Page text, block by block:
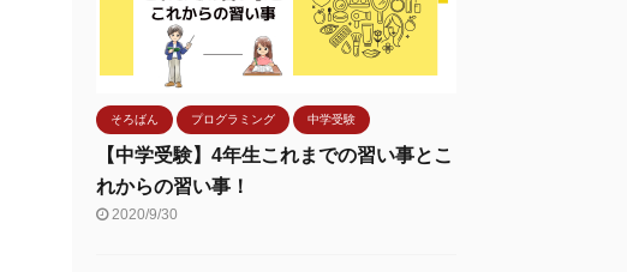
そろばん プログラミング 中学受験
【中学受験】4年生これまでの習い事とこ
れからの習い事！
2020/9/30